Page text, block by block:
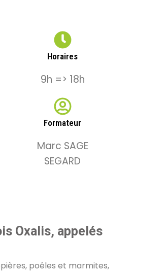
Horaires
9h => 18h
Formateur
Marc SAGE
SEGARD
Oxalis, appelés
poêles et marmites,